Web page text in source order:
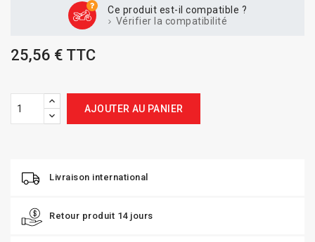
Ce produit est-il compatible ?
Vérifier la compatibilité
25,56 € TTC
AJOUTER AU PANIER
Livraison international
Retour produit 14 jours